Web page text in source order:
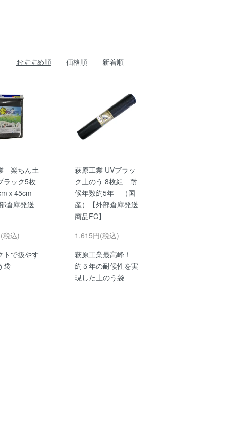
おすすめ順 価格順 新着順
楽ちん土
ック5枚
ｘ45cm
倉庫発送
税込)
トで扱やす
袋
萩原工業 UVブラッ
ク土のう 8枚組 耐
候年数約5年 （国
産）【外部倉庫発送
商品FC】
1,615円(税込)
萩原工業最高峰！
約５年の耐候性を実
現した土のう袋